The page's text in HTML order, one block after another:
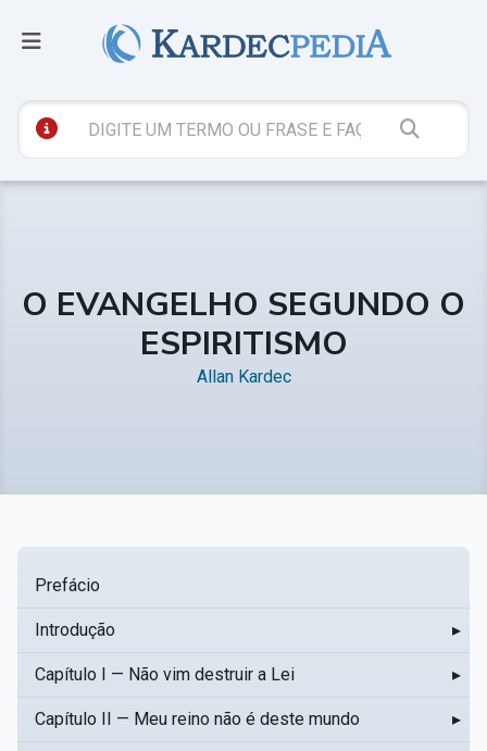
O EVANGELHO SEGUNDO O
ESPIRITISMO
Allan Kardec
Prefácio
Introdução ▸
Capítulo I — Não vim destruir a Lei ▸
Capítulo II — Meu reino não é deste mundo ▸